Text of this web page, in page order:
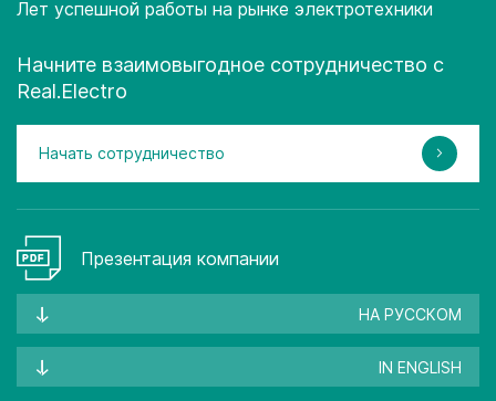
Лет успешной работы на рынке электротехники
Начните взаимовыгодное сотрудничество с
Real.Electro
Начать сотрудничество
Презентация компании
НА РУССКОМ
IN ENGLISH